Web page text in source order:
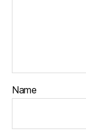
Name